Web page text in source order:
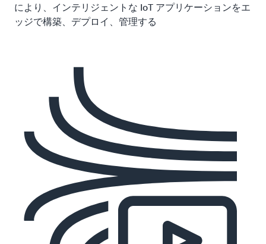
により、インテリジェントな IoT アプリケーションをエ
ッジで構築、デプロイ、管理する